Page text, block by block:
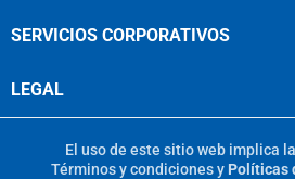
SERVICIOS CORPORATIVOS
LEGAL
El uso de este sitio web implica
Términos y condicionesy Políticas